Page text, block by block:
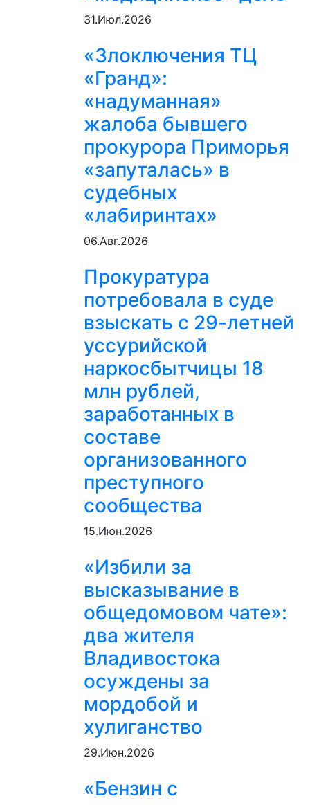
31.Июл.2026
«Злоключения ТЦ
«Гранд»:
«надуманная»
жалоба бывшего
прокурора Приморья
«запуталась» в
судебных
«лабиринтах»
06.Авг.2026
Прокуратура
потребовала в суде
взыскать с 29-летней
уссурийской
наркосбытчицы 18
млн рублей,
заработанных в
составе
организованного
преступного
сообщества
15.Июн.2026
«Избили за
высказывание в
общедомовом чате»:
два жителя
Владивостока
осуждены за
мордобой и
хулиганство
29.Июн.2026
«Бензин с